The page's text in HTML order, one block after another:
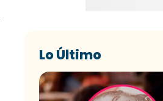
Lo Último